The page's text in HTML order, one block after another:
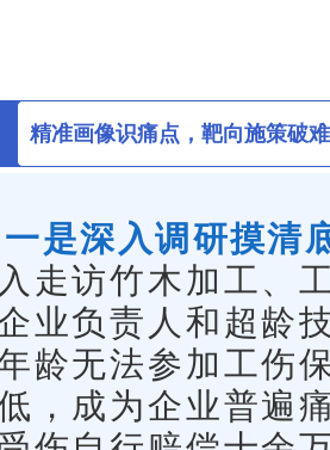
精准画像识痛点，靶向施策破
一是深入调研摸清
走访竹木加工、
业负责人和超龄
龄无法参加工伤
，成为企业普遍